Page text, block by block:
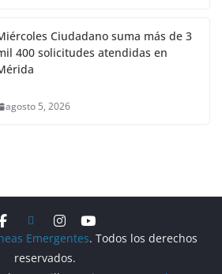
Ciudadano suma más de 3
400 solicitudes atendidas en
agosto 5, 2026
Emergentes. Todos los derechos
reservados.